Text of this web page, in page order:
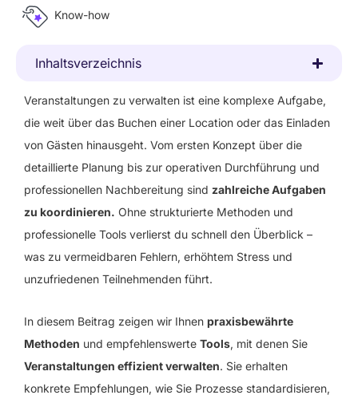
Know-how
Inhaltsverzeichnis
Veranstaltungen zu verwalten ist eine komplexe Aufgabe,
die weit über das Buchen einer Location oder das Einladen
von Gästen hinausgeht. Vom ersten Konzept über die
detaillierte Planung bis zur operativen Durchführung und
professionellen Nachbereitung sind zahlreiche Aufgaben
zu koordinieren. Ohne strukturierte Methoden und
professionelle Tools verlierst du schnell den Überblick –
was zu vermeidbaren Fehlern, erhöhtem Stress und
unzufriedenen Teilnehmenden führt.
In diesem Beitrag zeigen wir Ihnen praxisbewährte
Methoden und empfehlenswerte Tools, mit denen Sie
Veranstaltungen effizient verwalten. Sie erhalten
konkrete Empfehlungen, wie Sie Prozesse standardisieren,